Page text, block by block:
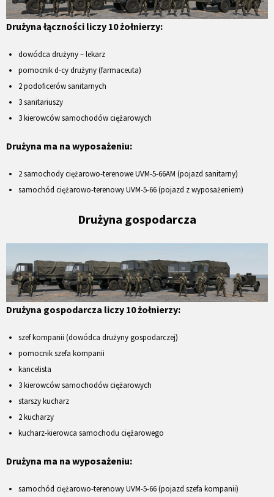
Drużyna łączności liczy 10 żołnierzy:
dowódca drużyny – lekarz
pomocnik d-cy drużyny (farmaceuta)
2 podoficerów sanitarnych
3 sanitariuszy
3 kierowców samochodów ciężarowych
Drużyna ma na wyposażeniu:
2 samochody ciężarowo-terenowe UVM-5-66AM (pojazd sanitarny)
samochód ciężarowo-terenowy UVM-5-66 (pojazd z wyposażeniem)
Drużyna gospodarcza
Drużyna gospodarcza liczy 10 żołnierzy:
szef kompanii (dowódca drużyny gospodarczej)
pomocnik szefa kompanii
kancelista
3 kierowców samochodów ciężarowych
starszy kucharz
2 kucharzy
kucharz-kierowca samochodu ciężarowego
Drużyna ma na wyposażeniu:
samochód ciężarowo-terenowy UVM-5-66 (pojazd szefa kompanii)